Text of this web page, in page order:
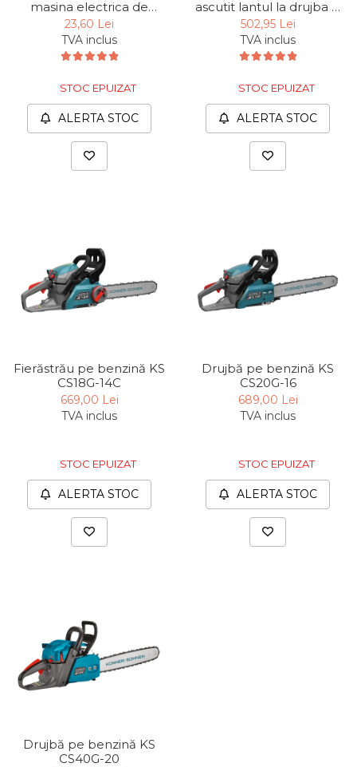
masina electrica de
ascutit lantul la drujba
P2500 Gude 94134,
Ø145xØ22.3x4.7 mm
23,60 Lei
TVA inclus
STOC EPUIZAT
ALERTA STOC
ascutit lantul la drujba P
2501 S Gude 94129, 230
W, 3000 rpm
502,95 Lei
TVA inclus
STOC EPUIZAT
ALERTA STOC
Fierăstrău pe benzină KS
CS18G-14C
669,00 Lei
TVA inclus
STOC EPUIZAT
ALERTA STOC
Drujbă pe benzină KS
CS20G-16
689,00 Lei
TVA inclus
STOC EPUIZAT
ALERTA STOC
Drujbă pe benzină KS
CS40G-20